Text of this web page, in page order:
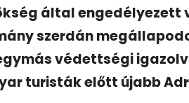
által
szerdán
védettségi
turisták előtt újabb